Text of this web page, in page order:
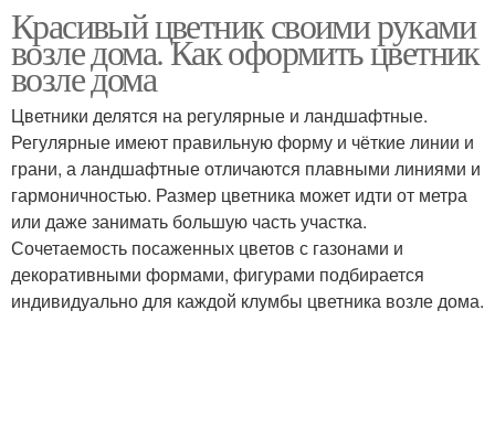
Красивый цветник своими руками
возле дома. Как оформить цветник
возле дома
Цветники делятся на регулярные и ландшафтные.
Регулярные имеют правильную форму и чёткие линии и
грани, а ландшафтные отличаются плавными линиями и
гармоничностью. Размер цветника может идти от метра
или даже занимать большую часть участка.
Сочетаемость посаженных цветов с газонами и
декоративными формами, фигурами подбирается
индивидуально для каждой клумбы цветника возле дома.